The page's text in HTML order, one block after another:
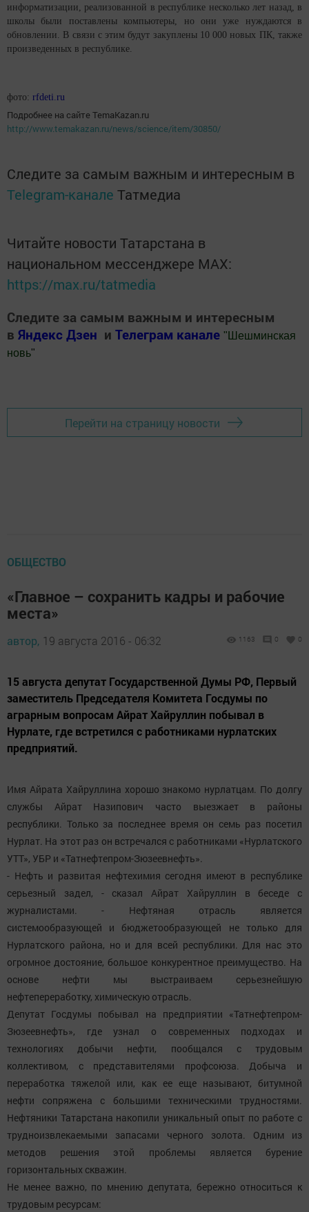
информатизации, реализованной в республике несколько лет назад, в
школы были поставлены компьютеры, но они уже нуждаются в
обновлении. В связи с этим будут закуплены 10 000 новых ПК, также
произведенных в республике.
фото: rfdeti.ru
Подробнее на сайте TemaKazan.ru
http://www.temakazan.ru/news/science/item/30850/
Следите за самым важным и интересным в
Telegram-канале Татмедиа
Читайте новости Татарстана в
национальном мессенджере MАХ:
https://max.ru/tatmedia
Следите за самым важным и интересным
в Яндекс Дзен и Телеграм канале " Шешминская
новь"
Перейти на страницу новости
ОБЩЕСТВО
«Главное – сохранить кадры и рабочие
места»
автор, 19 августа 2016 - 06:32 1163 0 0
15 августа депутат Государственной Думы РФ, Первый
заместитель Председателя Комитета Госдумы по
аграрным вопросам Айрат Хайруллин побывал в
Нурлате, где встретился с работниками нурлатских
предприятий.
Имя Айрата Хайруллина хорошо знакомо нурлатцам. По долгу
службы Айрат Назипович часто выезжает в районы
республики. Только за последнее время он семь раз посетил
Нурлат. На этот раз он встречался с работниками «Нурлатского
УТТ», УБР и «Татнефтепром-Зюзеевнефть».
- Нефть и развитая нефтехимия сегодня имеют в республике
серьезный задел, - сказал Айрат Хайруллин в беседе с
журналистами. - Нефтяная отрасль является
системообразующей и бюджетообразующей не только для
Нурлатского района, но и для всей республики. Для нас это
огромное достояние, большое конкурентное преимущество. На
основе нефти мы выстраиваем серьезнейшую
нефтепереработку, химическую отрасль.
Депутат Госдумы побывал на предприятии «Татнефтепром-
Зюзеевнефть», где узнал о современных подходах и
технологиях добычи нефти, пообщался с трудовым
коллективом, с представителями профсоюза. Добыча и
переработка тяжелой или, как ее еще называют, битумной
нефти сопряжена с большими техническими трудностями.
Нефтяники Татарстана накопили уникальный опыт по работе с
трудноизвлекаемыми запасами черного золота. Одним из
методов решения этой проблемы является бурение
горизонтальных скважин.
Не менее важно, по мнению депутата, бережно относиться к
трудовым ресурсам: